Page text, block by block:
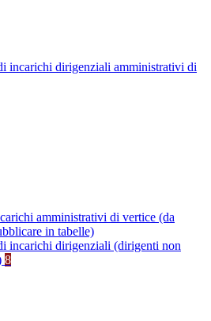
incarichi dirigenziali amministrativi di
amministrativi di vertice (da
in tabelle)
incarichi dirigenziali (dirigenti non
8